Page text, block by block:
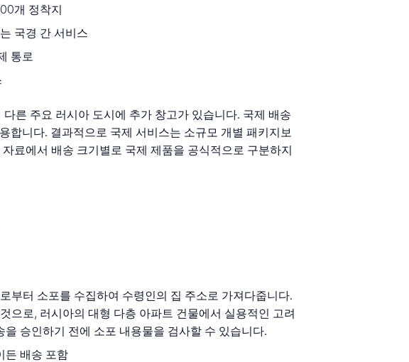
개 정착지
국경 간 서비스
통로
른 주요 러시아 도시에 추가 창고가 있습니다. 국제 배송
합니다. 결과적으로 국제 서비스는 소규모 개별 패키지보
료에서 배송 크기별로 국제 제품을 공식적으로 구분하지
부터 소포를 수집하여 수령인의 집 주소로 가져다줍니다.
으로, 러시아의 대형 다층 아파트 건물에서 실용적인 고려
승인하기 전에 소포 내용물을 검사할 수 있습니다.
든 배송 포함